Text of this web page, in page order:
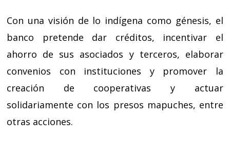
Con una visión de lo indígena como génesis, el
banco pretende dar créditos, incentivar el
ahorro de sus asociados y terceros, elaborar
convenios con instituciones y promover la
creación de cooperativas y actuar
solidariamente con los presos mapuches, entre
otras acciones.